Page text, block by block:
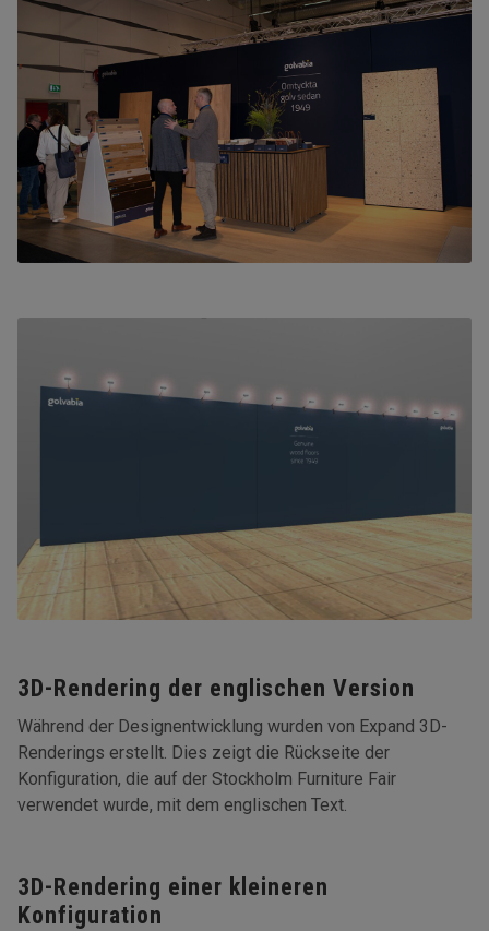
3D-Rendering der englischen Version
Während der Designentwicklung wurden von Expand 3D-
Renderings erstellt. Dies zeigt die Rückseite der
Konfiguration, die auf der Stockholm Furniture Fair
verwendet wurde, mit dem englischen Text.
3D-Rendering einer kleineren
Konfiguration